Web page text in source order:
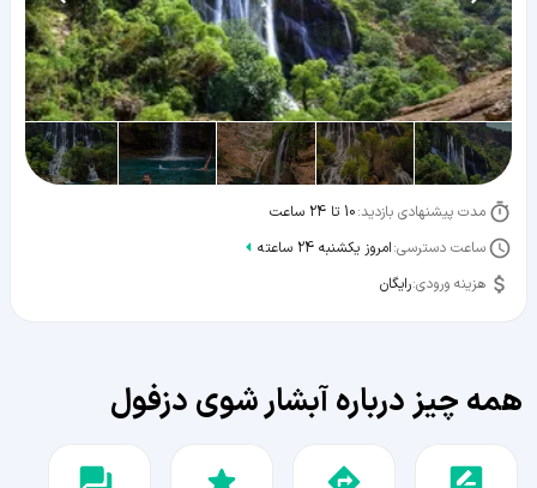
مدت پیشنهادی بازدید:10 تا 24 ساعت
ساعت دسترسی:امروز یکشنبه 24 ساعته
هزینه ورودی:رایگان
همه چیز درباره آبشار شوی دزفول